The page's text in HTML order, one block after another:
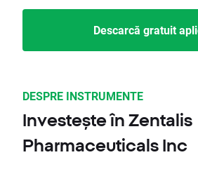
Descarcă gratuit
DESPRE INSTRUMENTE
Investește în Zentalis
Pharmaceuticals Inc